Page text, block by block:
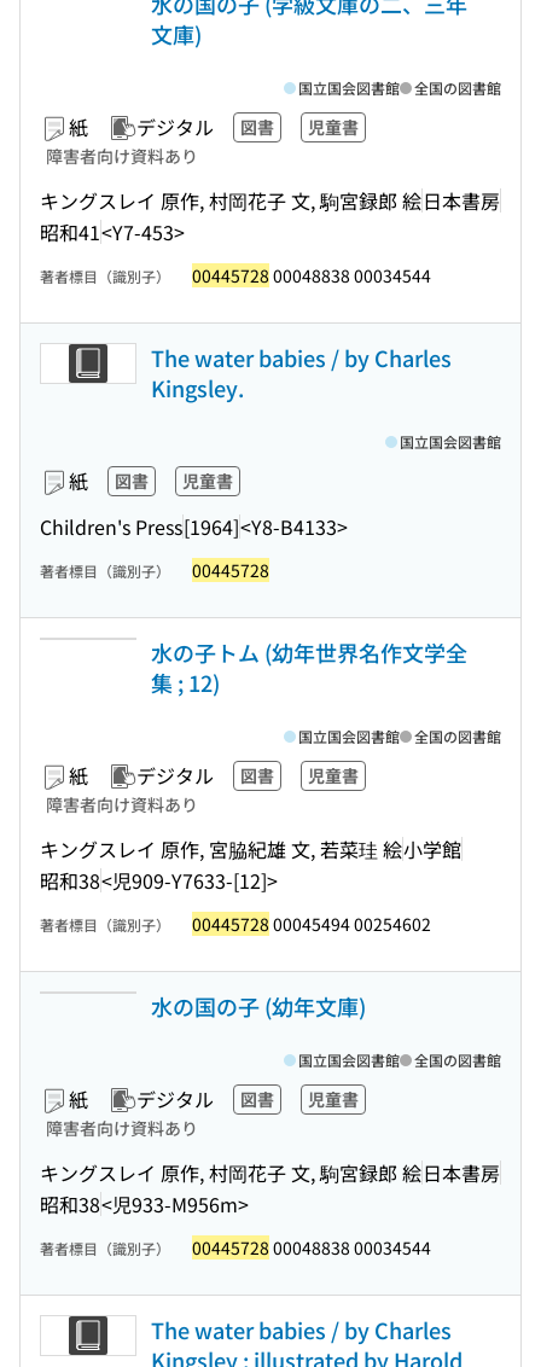
文庫)
紙 デジタル 図書
児童書
障害者向け資料あり
キングスレイ 原作, 村岡花子 文, 駒宮録郎 絵日本書房
昭和41<Y7-453>
国立国会図書館 全国の図書館
著者標目（識別子） 00445728 00048838 00034544
The water babies / by Charles
Kingsley.
紙 図書 児童書
Children's Press[1964]<Y8-B4133>
国立国会図書館
著者標目（識別子） 00445728
水の子トム (幼年世界名作文学全
集 ; 12)
紙 デジタル 図書
児童書
障害者向け資料あり
キングスレイ 原作, 宮脇紀雄 文, 若菜珪 絵小学館
昭和38<児909-Y7633-[12]>
国立国会図書館 全国の図書館
著者標目（識別子） 00445728 00045494 00254602
水の国の子 (幼年文庫)
紙 デジタル 図書
児童書
障害者向け資料あり
キングスレイ 原作, 村岡花子 文, 駒宮録郎 絵日本書房
昭和38<児933-M956m>
国立国会図書館 全国の図書館
著者標目（識別子） 00445728 00048838 00034544
The water babies / by Charles
Kingsley ; illustrated by Harold